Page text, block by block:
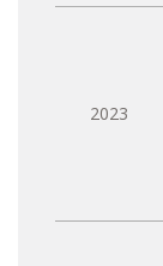
2023